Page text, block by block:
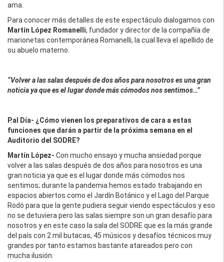
ama.
Para conocer más detalles de este espectáculo dialogamos con
Martín López Romanelli, fundador y director de la compañía de
marionetas contemporánea Romanelli, la cual lleva el apellido de
su abuelo materno.
“Volver a las salas después de dos años para nosotros es una gran
noticia ya que es el lugar donde más cómodos nos sentimos…”
P.al Día- ¿Cómo vienen los preparativos de cara a estas
funciones que darán a partir de la próxima semana en el
Auditorio del SODRE?
Martín López- Con mucho ensayo y mucha ansiedad porque
volver a las salas después de dos años para nosotros es una
gran noticia ya que es el lugar donde más cómodos nos
sentimos; durante la pandemia hemos estado trabajando en
espacios abiertos como el Jardín Botánico y el Lago del Parque
Rodó para que la gente pudiera seguir viendo espectáculos y eso
no se detuviera pero las salas siempre son un gran desafío para
nosotros y en este caso la sala del SODRE que es la más grande
del país con 2 mil butacas, 45 músicos y desafíos técnicos muy
grandes por tanto estamos bastante atareados pero con
mucha ilusión.